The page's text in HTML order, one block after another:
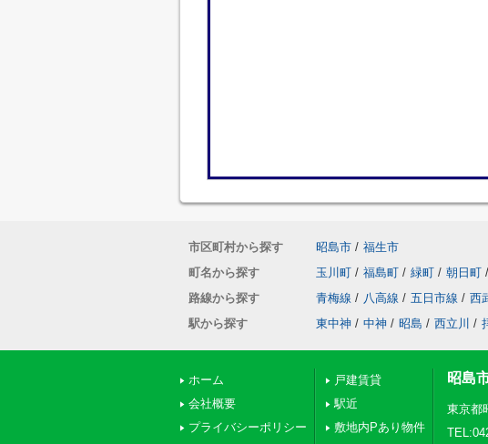
市区町村から探す 昭島市 / 福生市
町名から探す
玉川町 / 福島町 / 緑町 / 朝日町 /
路線から探す
青梅線 / 八高線 / 五日市線 / 西
駅から探す
東中神 / 中神 / 昭島 / 西立川 /
ホーム
会社概要
プライバシーポリシー
戸建賃貸
駅近
敷地内Pあり物件
昭島
東京都